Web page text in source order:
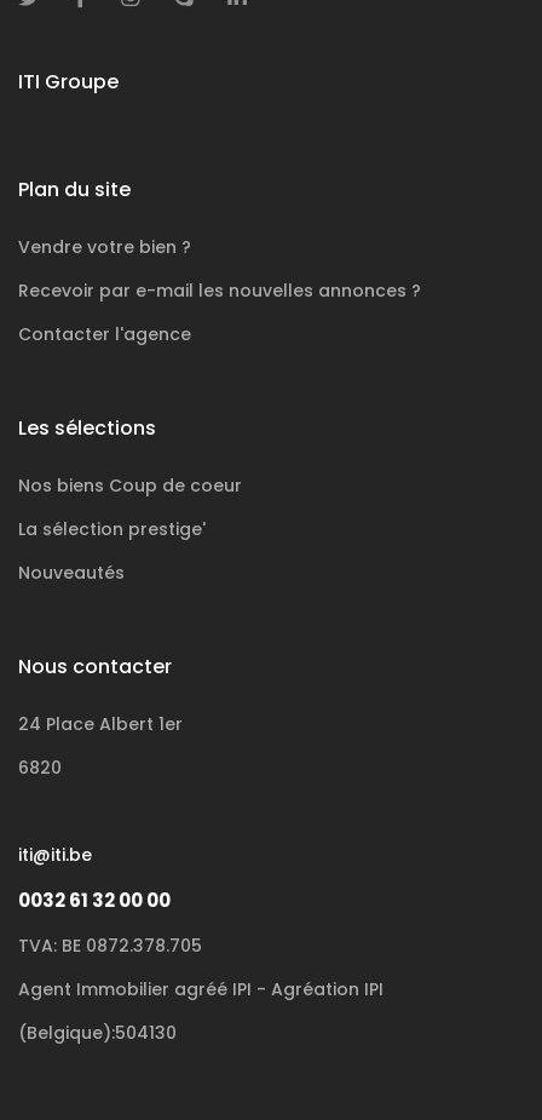
ITI Groupe
Plan du site
Vendre votre bien ?
Recevoir par e-mail les nouvelles annonces ?
Contacter l'agence
Les sélections
Nos biens Coup de coeur
La sélection prestige'
Nouveautés
Nous contacter
24 Place Albert 1er
6820
iti@iti.be
0032 61 32 00 00
TVA: BE 0872.378.705
Agent Immobilier agréé IPI - Agréation IPI
(Belgique):504130